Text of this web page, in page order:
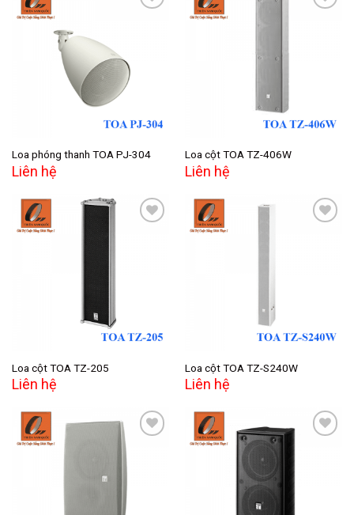
Loa phóng thanh TOA PJ-304
Liên hệ
Loa cột TOA TZ-406W
Liên hệ
Loa cột TOA TZ-205
Liên hệ
Loa cột TOA TZ-S240W
Liên hệ